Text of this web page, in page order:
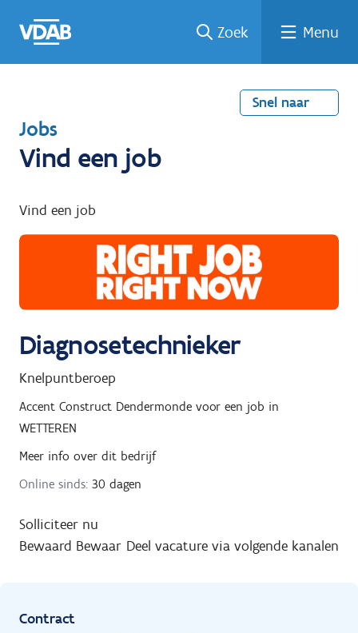
naar
een
een
job
naar
Zoek Menu
Snel naar
T
e
u
g
a
r
Jobs
Vind een job
Vind een job
Diagnosetechnieker
Knelpuntberoep
Accent Construct Dendermonde voor een job in
WETTEREN
Meer info over dit bedrijf
Online sinds: 30 dagen
Solliciteer nu
Bewaard Bewaar Deel vacature via volgende kanalen
Contract